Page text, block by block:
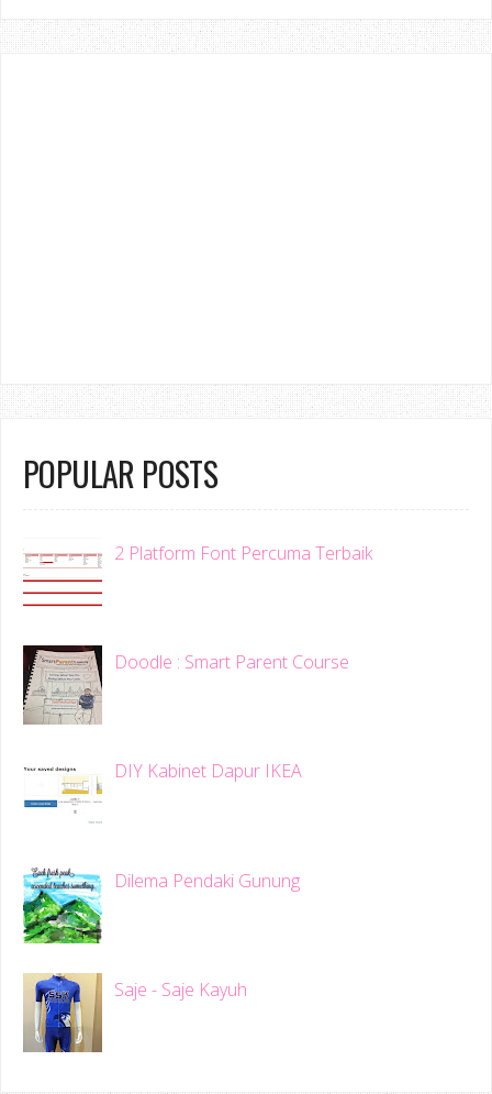
POPULAR POSTS
2 Platform Font Percuma Terbaik
Doodle : Smart Parent Course
DIY Kabinet Dapur IKEA
Dilema Pendaki Gunung
Saje - Saje Kayuh